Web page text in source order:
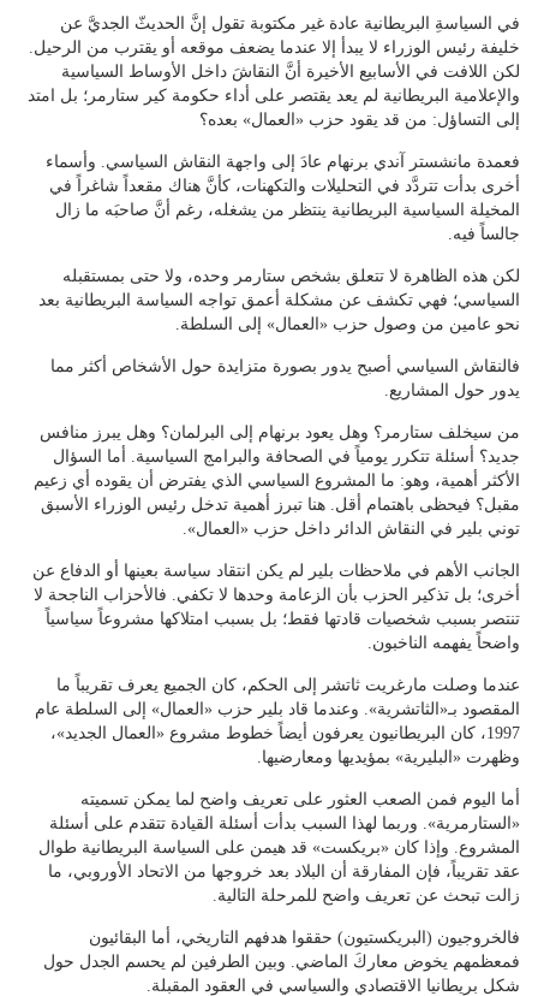
في السياسةِ البريطانية عادة غير مكتوبة تقول إنَّ الحديثّ الجديَّ عن
خليفة رئيس الوزراء لا يبدأ إلا عندما يضعف موقعه أو يقترب من الرحيل.
لكن اللافت في الأسابيع الأخيرة أنَّ النقاشَ داخل الأوساط السياسية
والإعلامية البريطانية لم يعد يقتصر على أداء حكومة كير ستارمر؛ بل امتد
إلى التساؤل: من قد يقود حزب «العمال» بعده؟
فعمدة مانشستر آندي برنهام عادَ إلى واجهة النقاش السياسي. وأسماء
أخرى بدأت تتردَّد في التحليلات والتكهنات، كأنَّ هناك مقعداً شاغراً في
المخيلة السياسية البريطانية ينتظر من يشغله، رغم أنَّ صاحبَه ما زال
جالساً فيه.
لكن هذه الظاهرة لا تتعلق بشخص ستارمر وحده، ولا حتى بمستقبله
السياسي؛ فهي تكشف عن مشكلة أعمق تواجه السياسة البريطانية بعد
نحو عامين من وصول حزب «العمال» إلى السلطة.
فالنقاش السياسي أصبح يدور بصورة متزايدة حول الأشخاص أكثر مما
يدور حول المشاريع.
من سيخلف ستارمر؟ وهل يعود برنهام إلى البرلمان؟ وهل يبرز منافس
جديد؟ أسئلة تتكرر يومياً في الصحافة والبرامج السياسية. أما السؤال
الأكثر أهمية، وهو: ما المشروع السياسي الذي يفترض أن يقوده أي زعيم
مقبل؟ فيحظى باهتمام أقل. هنا تبرز أهمية تدخل رئيس الوزراء الأسبق
توني بلير في النقاش الدائر داخل حزب «العمال».
الجانب الأهم في ملاحظات بلير لم يكن انتقاد سياسة بعينها أو الدفاع عن
أخرى؛ بل تذكير الحزب بأن الزعامة وحدها لا تكفي. فالأحزاب الناجحة لا
تنتصر بسبب شخصيات قادتها فقط؛ بل بسبب امتلاكها مشروعاً سياسياً
واضحاً يفهمه الناخبون.
عندما وصلت مارغريت ثاتشر إلى الحكم، كان الجميع يعرف تقريباً ما
المقصود بـ«الثاتشرية». وعندما قاد بلير حزب «العمال» إلى السلطة عام
1997، كان البريطانيون يعرفون أيضاً خطوط مشروع «العمال الجديد»،
وظهرت «البليرية» بمؤيديها ومعارضيها.
أما اليوم فمن الصعب العثور على تعريف واضح لما يمكن تسميته
«الستارمرية». وربما لهذا السبب بدأت أسئلة القيادة تتقدم على أسئلة
المشروع. وإذا كان «بريكست» قد هيمن على السياسة البريطانية طوال
عقد تقريباً، فإن المفارقة أن البلاد بعد خروجها من الاتحاد الأوروبي، ما
زالت تبحث عن تعريف واضح للمرحلة التالية.
فالخروجيون (البريكستيون) حققوا هدفهم التاريخي، أما البقائيون
فمعظمهم يخوض معاركَ الماضي. وبين الطرفين لم يحسم الجدل حول
شكل بريطانيا الاقتصادي والسياسي في العقود المقبلة.